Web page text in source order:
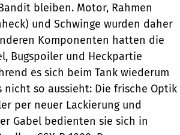
bleiben. Motor, Rahmen
und Schwinge wurden daher
Komponenten hatten die
Bugspoiler und Heckpartie
es sich beim Tank wiederum
so aussieht: Die frische Optik
per neuer Lackierung und
Gabel bedienten sie sich in